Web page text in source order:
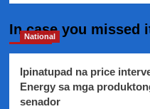
In case you missed
National
Ipinatupad na price
Energy sa mga
senador